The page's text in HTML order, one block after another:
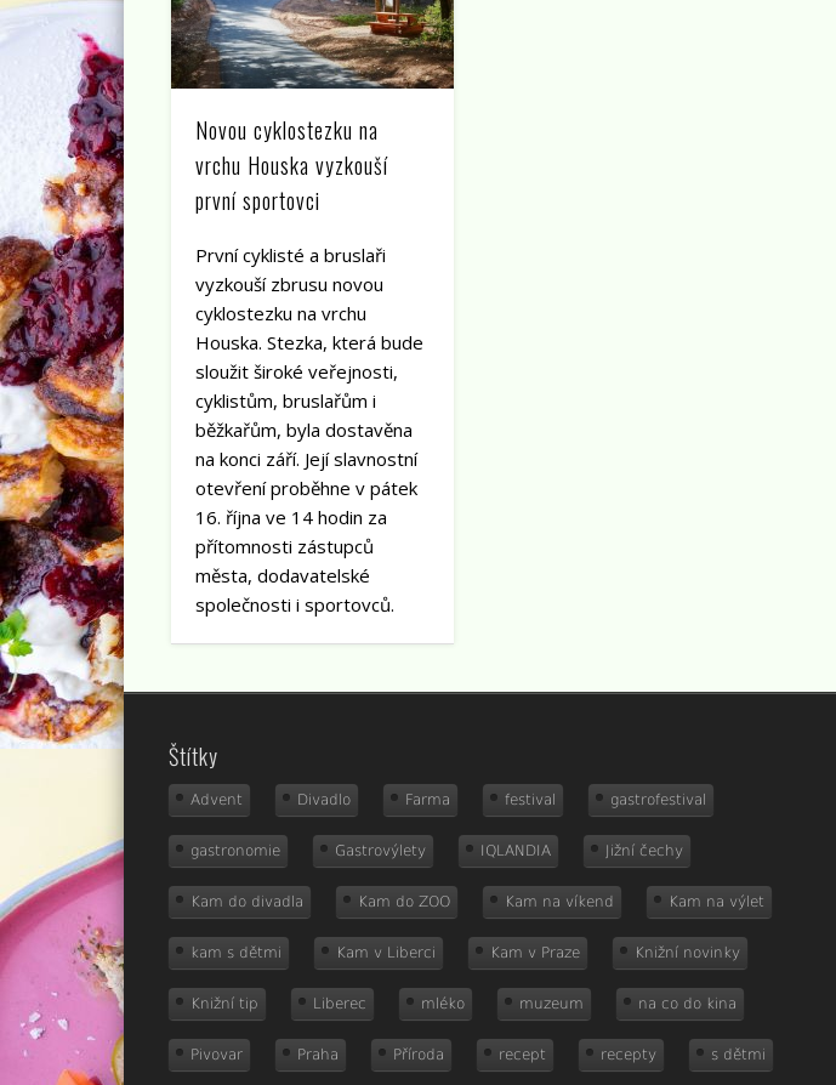
Novou cyklostezku na
vrchu Houska vyzkouší
první sportovci
První cyklisté a bruslaři
vyzkouší zbrusu novou
cyklostezku na vrchu
Houska. Stezka, která bude
sloužit široké veřejnosti,
cyklistům, bruslařům i
běžkařům, byla dostavěna
na konci září. Její slavnostní
otevření proběhne v pátek
16. října ve 14 hodin za
přítomnosti zástupců
města, dodavatelské
společnosti i sportovců.
Štítky
Advent Divadlo Farma festival gastrofestival
gastronomie Gastrovýlety IQLANDIA Jižní čechy
Kam do divadla Kam do ZOO Kam na víkend Kam na výlet
kam s dětmi Kam v Liberci Kam v Praze Knižní novinky
Knižní tip Liberec mléko muzeum na co do kina
Pivovar Praha Příroda recept recepty s dětmi